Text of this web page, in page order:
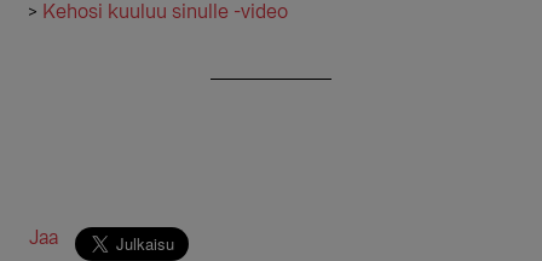
> Kehosi kuuluu sinulle -video
Jaa